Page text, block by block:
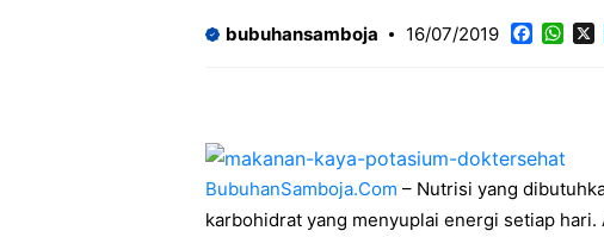
bubuhansamboja 16/07/2019
BubuhanSamboja.Com – Nutrisi yang
karbohidrat yang menyuplai energi setiap